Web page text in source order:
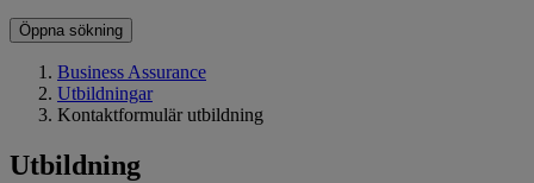
Öppna sökning
Business Assurance
Utbildningar
Kontaktformulär utbildning
Utbildning